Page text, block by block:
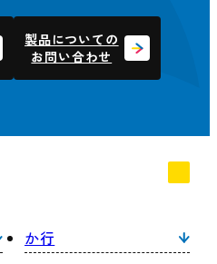
製品についての
お問い合わせ
か行